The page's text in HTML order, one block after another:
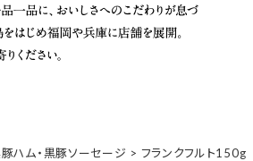
ハム・黒豚ソーセージ フランクフルト150g